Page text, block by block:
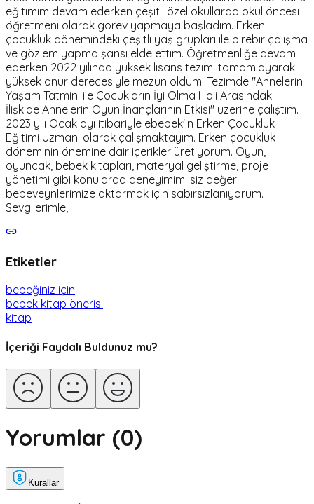
eğitimim devam ederken çeşitli özel okullarda okul öncesi
öğretmeni olarak görev yapmaya başladım. Erken
çocukluk dönemindeki çeşitli yaş grupları ile birebir çalışma
ve gözlem yapma şansı elde ettim. Öğretmenliğe devam
ederken 2022 yılında yüksek lisans tezimi tamamlayarak
yüksek onur derecesiyle mezun oldum. Tezimde "Annelerin
Yaşam Tatmini ile Çocukların İyi Olma Hali Arasındaki
İlişkide Annelerin Oyun İnançlarının Etkisi" üzerine çalıştım.
2023 yılı Ocak ayı itibariyle ebebek'in Erken Çocukluk
Eğitimi Uzmanı olarak çalışmaktayım. Erken çocukluk
döneminin önemine dair içerikler üretiyorum. Oyun,
oyuncak, bebek kitapları, materyal geliştirme, proje
yönetimi gibi konularda deneyimimi siz değerli
bebeveynlerimize aktarmak için sabırsızlanıyorum.
Sevgilerimle,
Etiketler
bebeğiniz için
bebek kitap önerisi
kitap
İçeriği Faydalı Buldunuz mu?
Yorumlar (0)
Kurallar